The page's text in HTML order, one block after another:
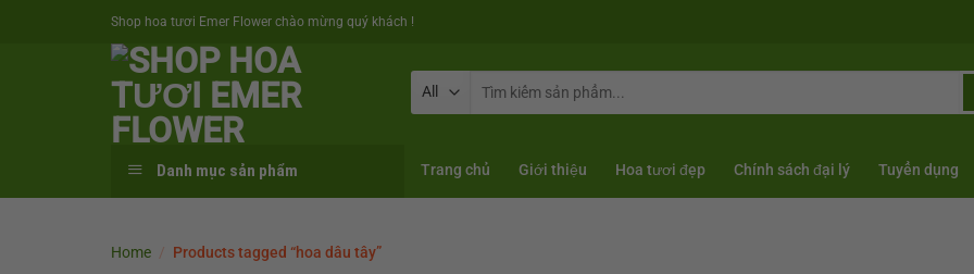
Shop hoa tươi Emer Flower chào mừng quý khách !
Search
Danh mục sản phẩm Trang chủ Giới thiệu Hoa tươi đẹp Chính sách đại lý Tuyển dụng
Home / Products tagged “hoa dâu tây”